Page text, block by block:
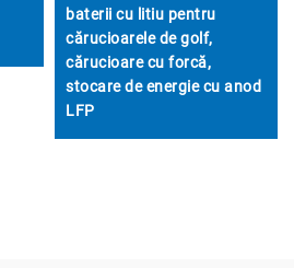
baterii cu litiu pentru
cărucioarele de golf,
cărucioare cu forcă,
stocare de energie cu anod
LFP